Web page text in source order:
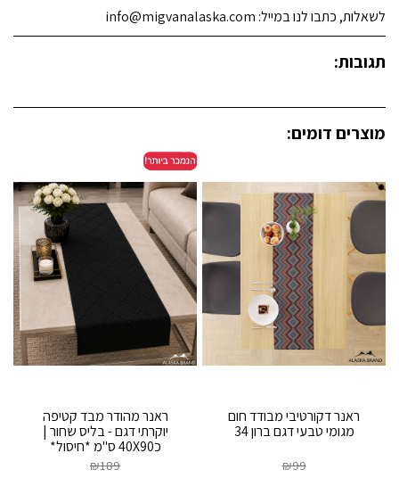
לשאלות, כתבו לנו במייל: info@migvanalaska.com
תגובות:
מוצרים דומים:
ראנר דקורטיבי מבודד חום
מגומי טבעי דגם ברון 34
₪99
ראנר מהודר מבד קטיפה
יוקרתי דגם - בליס שחור |
כ40X90 ס"מ *חיסול*
₪189